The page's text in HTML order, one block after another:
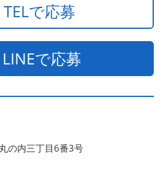
で応募
で応募
の内三丁目6番3号